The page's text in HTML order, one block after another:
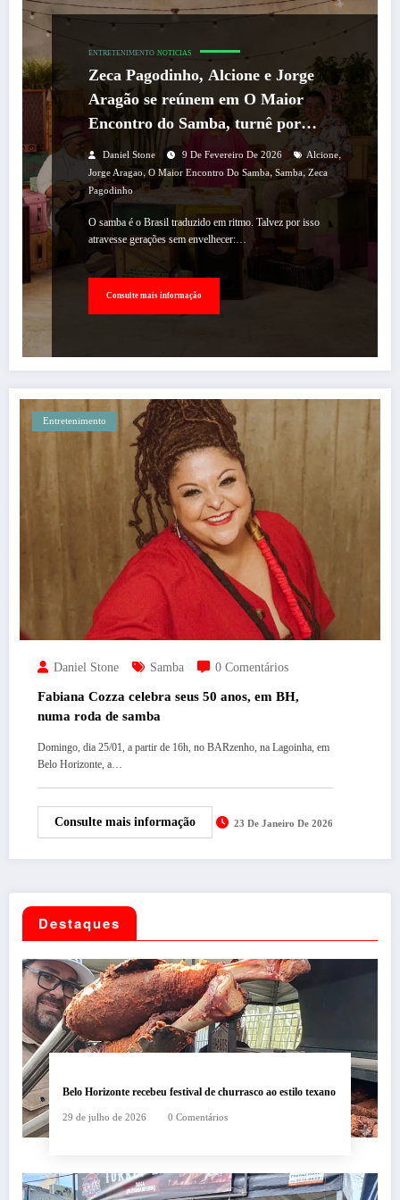
ENTRETENIMENTO NOTICIAS
Zeca Pagodinho, Alcione e Jorge
Aragão se reúnem em O Maior
Encontro do Samba, turnê por
estádios que contará também com
convidados
Daniel Stone 9 De Fevereiro De 2026 Alcione,
Jorge Aragao, O Maior Encontro Do Samba, Samba,Zeca
Pagodinho
O samba é o Brasil traduzido em ritmo. Talvez por isso
atravesse gerações sem envelhecer:…
Consulte mais informação
Entretenimento
Daniel Stone Samba 0 Comentários
Fabiana Cozza celebra seus 50 anos, em BH,
numa roda de samba
Domingo, dia 25/01, a partir de 16h, no BARzenho, na Lagoinha, em
Belo Horizonte, a…
Consulte mais informação 23 De Janeiro De 2026
Destaques
Belo Horizonte recebeu festival de churrasco ao estilo texano
29 de julho de 2026 0 Comentários